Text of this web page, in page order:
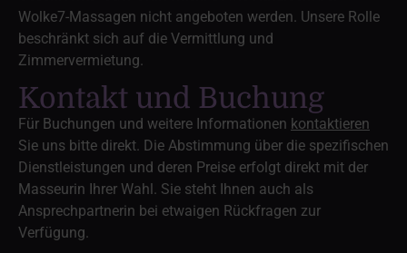
Wolke7-Massagen nicht angeboten werden. Unsere Rolle
beschränkt sich auf die Vermittlung und
Zimmervermietung.
Kontakt und Buchung
Für Buchungen und weitere Informationen kontaktieren
Sie uns bitte direkt. Die Abstimmung über die spezifischen
Dienstleistungen und deren Preise erfolgt direkt mit der
Masseurin Ihrer Wahl. Sie steht Ihnen auch als
Ansprechpartnerin bei etwaigen Rückfragen zur
Verfügung.